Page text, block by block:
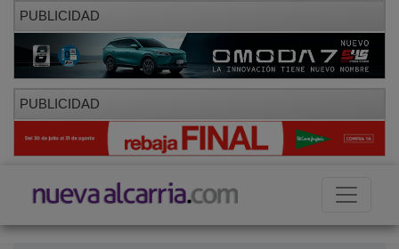
PUBLICIDAD
PUBLICIDAD